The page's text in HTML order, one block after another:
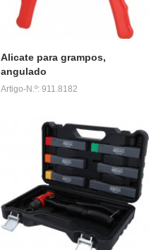
Alicate para grampos,
angulado
Artigo-N.º: 911.8182